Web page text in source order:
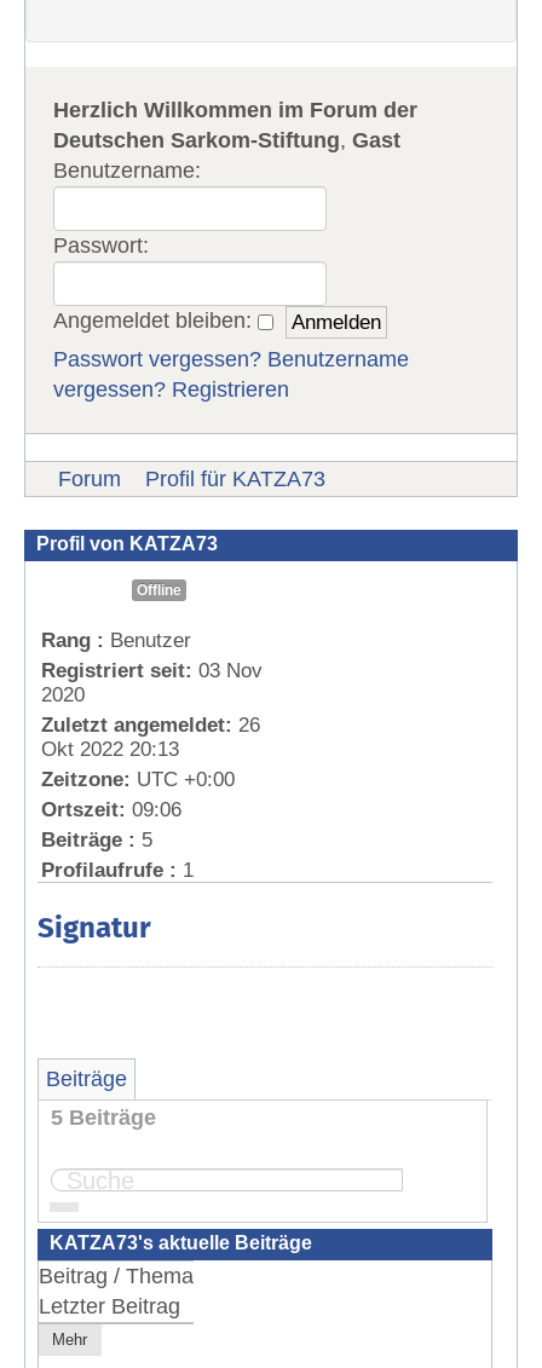
Herzlich Willkommen im Forum der
Deutschen Sarkom-Stiftung,Gast
Benutzername:
Passwort:
Angemeldet bleiben:
Passwort vergessen? Benutzername
vergessen? Registrieren
Forum Profil für KATZA73
Profil von KATZA73
Offline
Rang : Benutzer
Registriert seit: 03 Nov
2020
Zuletzt angemeldet: 26
Okt 2022 20:13
Zeitzone: UTC +0:00
Ortszeit: 09:06
Beiträge : 5
Profilaufrufe : 1
Signatur
Beiträge
5 Beiträge
Seite:
KATZA73's aktuelle Beiträge
Beitrag / Thema
Letzter Beitrag
Mehr